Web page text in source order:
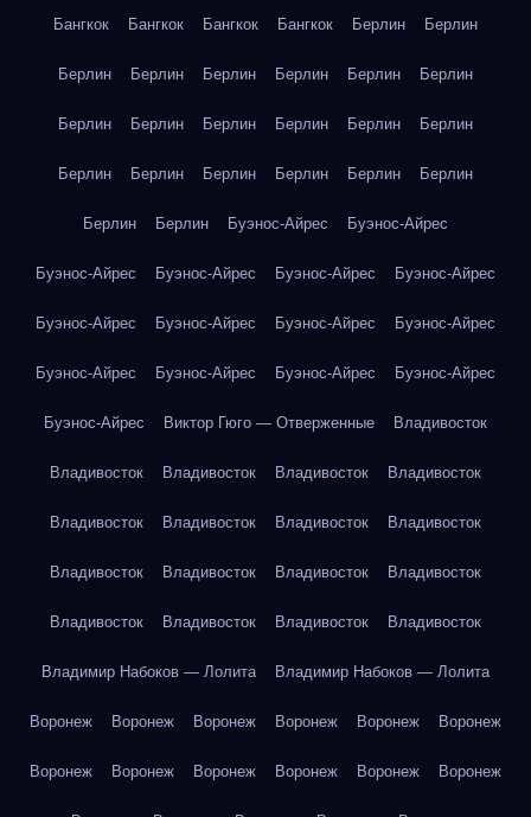
Бангкок Бангкок Бангкок Бангкок Берлин Берлин
Берлин Берлин Берлин Берлин Берлин Берлин
Берлин Берлин Берлин Берлин Берлин Берлин
Берлин Берлин Берлин Берлин Берлин Берлин
Берлин Берлин Буэнос-Айрес Буэнос-Айрес
Буэнос-Айрес Буэнос-Айрес Буэнос-Айрес Буэнос-Айрес
Буэнос-Айрес Буэнос-Айрес Буэнос-Айрес Буэнос-Айрес
Буэнос-Айрес Буэнос-Айрес Буэнос-Айрес Буэнос-Айрес
Буэнос-Айрес Виктор Гюго — Отверженные Владивосток
Владивосток Владивосток Владивосток Владивосток
Владивосток Владивосток Владивосток Владивосток
Владивосток Владивосток Владивосток Владивосток
Владивосток Владивосток Владивосток Владивосток
Владимир Набоков — Лолита Владимир Набоков — Лолита
Воронеж Воронеж Воронеж Воронеж Воронеж Воронеж
Воронеж Воронеж Воронеж Воронеж Воронеж Воронеж